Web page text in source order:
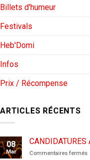
Billets d'humeur
Festivals
Heb'Domi
Infos
Prix / Récompense
ARTICLES RÉCENTS
08
Mar Commentaires fermés